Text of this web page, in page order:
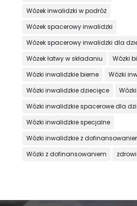
Wózek inwalidzki w podróż
Wózek spacerowy inwalidzki
Wózek spacerowy inwalidzki dla
Wózek łatwy w składaniu
Wózki
Wózki inwalidzkie bierne
Wózki
Wózki inwalidzkie dziecięce
Wózki inwalidzkie spacerowe dla
Wózki inwalidzkie specjalne
Wózki inwalidzkie z
Wózki z dofinansowaniem